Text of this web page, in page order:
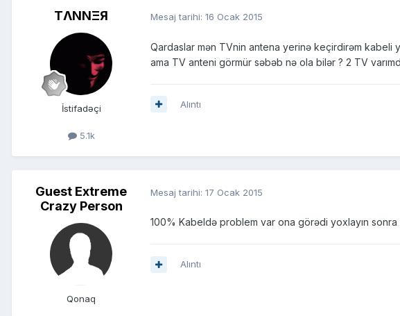
TΛNNΞЯ
İstifadəçi
5.1k
Mesaj tarihi: 16 Ocak 2015
Qardaslar mən TVnin antena yerinə keçirdirəm kabeli
ama TV anteni görmür səbəb nə ola bilər ? 2 TV
Alıntı
Guest Extreme
Crazy Person
Qonaq
Mesaj tarihi: 17 Ocak 2015
100% Kabeldə problem var ona görədi yoxlayın sonra
Alıntı